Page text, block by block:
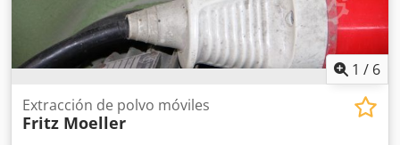
1 / 6
Extracción de polvo móviles
Fritz Moeller